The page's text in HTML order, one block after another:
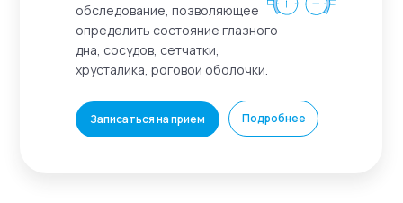
обследование, позволяющее
определить состояние глазного
дна, сосудов, сетчатки,
хрусталика, роговой оболочки.
Записаться на прием Подробнее